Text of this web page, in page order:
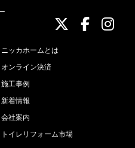
ニッカ
ニッニ
ニッカホームとは
オンライン決済
施工事例
新着情報
会社案内
トイレリフォーム市場